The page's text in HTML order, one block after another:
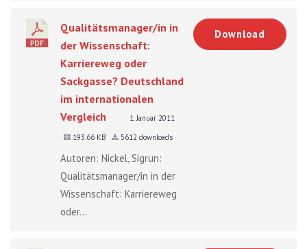
Qualitätsmanager/in in
der Wissenschaft:
Karriereweg oder
Sackgasse? Deutschland
im internationalen
Vergleich
1. Januar 2011
193.66 KB
5612 downloads
Autoren: Nickel, Sigrun:
Qualitätsmanager/in in der
Wissenschaft: Karriereweg
oder...
Download